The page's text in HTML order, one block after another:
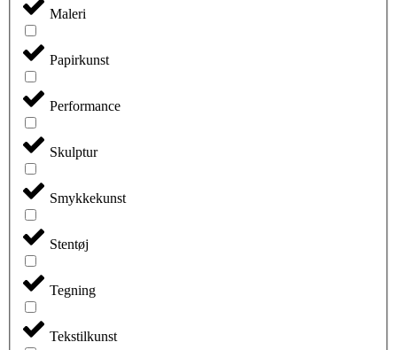
Maleri
Papirkunst
Performance
Skulptur
Smykkekunst
Stentøj
Tegning
Tekstilkunst